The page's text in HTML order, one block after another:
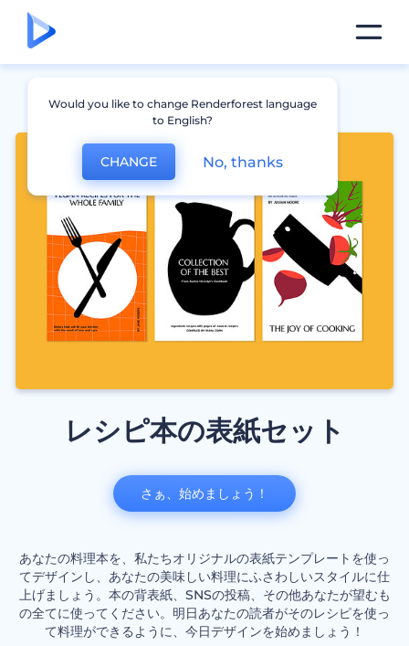
レシピ本の表紙セット
あなたの料理本を、私たちオリジナルの表紙テンプレートを使っ
てデザインし、あなたの美味しい料理にふさわしいスタイルに仕
上げましょう。本の背表紙、SNSの投稿、その他あなたが望むも
の全てに使ってください。明日あなたの読者がそのレシピを使っ
て料理ができるように、今日デザインを始めましょう！
さぁ、始めましょう！
Would you like to change Renderforest language
to English?
CHANGE No, thanks